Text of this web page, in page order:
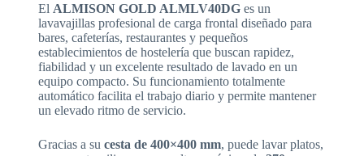
El ALMISON GOLD ALMLV40DGes un
lavavajillas profesional de carga frontal diseñado para
bares, cafeterías, restaurantes y pequeños
establecimientos de hostelería que buscan rapidez,
fiabilidad y un excelente resultado de lavado en un
equipo compacto. Su funcionamiento totalmente
automático facilita el trabajo diario y permite mantener
un elevado ritmo de servicio.
Gracias a su cesta de 400×400 mm, puede lavar platos,